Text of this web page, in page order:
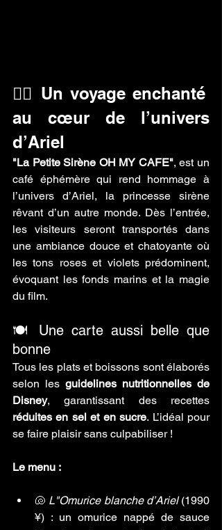
🧜‍♀️ Un voyage enchanté
au cœur de l’univers
d’Ariel
"La Petite Sirène OH MY CAFE", est un
café éphémère qui rend hommage à
l’univers d’Ariel, la princesse sirène
rêvant d’un autre monde. Dès l’entrée,
les visiteurs seront transportés dans
une ambiance douce et chatoyante où
les tons roses et violets prédominent,
évoquant les fonds marins et la magie
du film.
🍽️ Une carte aussi belle que
bonne
Tous les plats et boissons sont élaborés
selon les guidelines nutritionnelles de
Disney
réduites en sel et en sucre. L’idéal pour
se faire plaisir sans culpabiliser !
Le menu :
🐚 L"Omurice blanche d’Ariel (1990
¥) : un omurice nappé de sauce